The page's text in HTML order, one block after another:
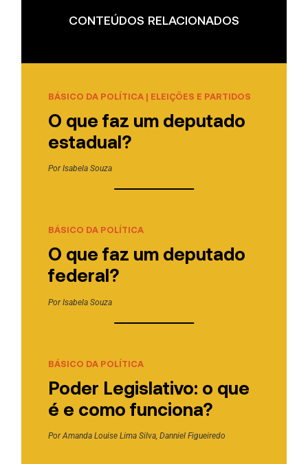
CONTEÚDOS RELACIONADOS
BÁSICO DA POLÍTICA| ELEIÇÕES E PARTIDOS
O que faz um deputado
estadual?
PorIsabela Souza
BÁSICO DA POLÍTICA
O que faz um deputado
federal?
PorIsabela Souza
BÁSICO DA POLÍTICA
Poder Legislativo: o que
é e como funciona?
PorAmanda Louise Lima Silva, Danniel Figueiredo